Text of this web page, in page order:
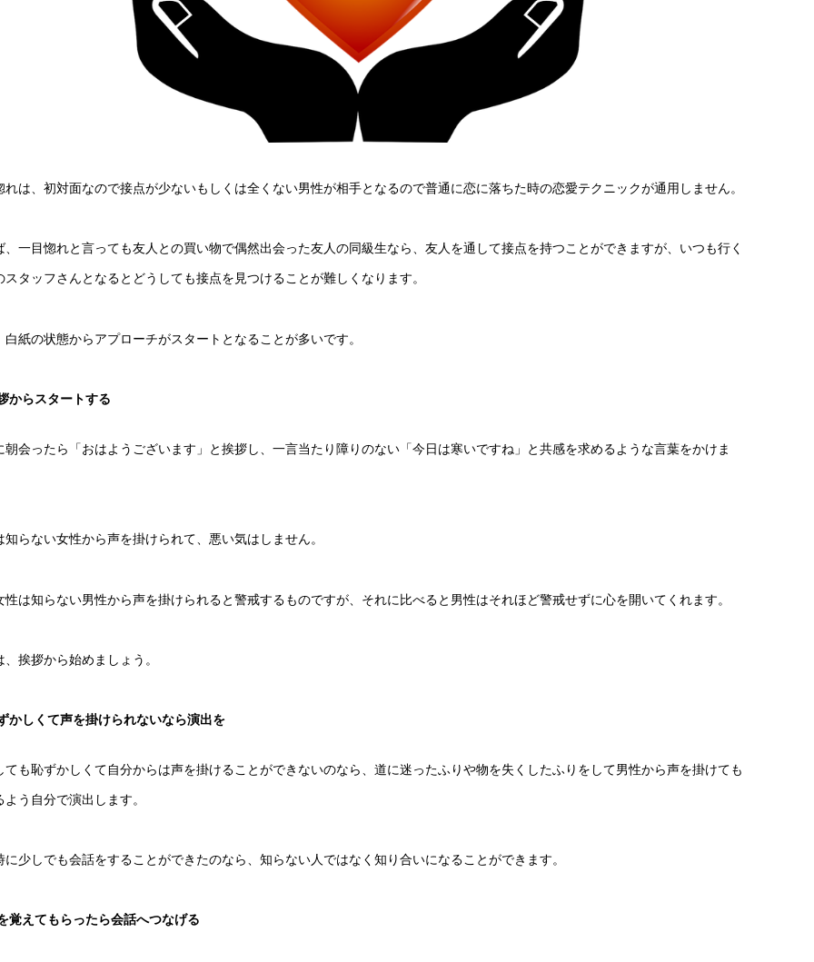
れは、初対面なので接点が少ないもしくは全くない男性が相手となるので普通に恋に落ちた時の恋愛テクニックが通用しません。
、一目惚れと言っても友人との買い物で偶然出会った友人の同級生なら、友人を通して接点を持つことができますが、いつも行く
スタッフさんとなるとどうしても接点を見つけることが難しくなります。
白紙の状態からアプローチがスタートとなることが多いです。
からスタートする
朝会ったら「おはようございます」と挨拶し、一言当たり障りのない「今日は寒いですね」と共感を求めるような言葉をかけま
知らない女性から声を掛けられて、悪い気はしません。
性は知らない男性から声を掛けられると警戒するものですが、それに比べると男性はそれほど警戒せずに心を開いてくれます。
、挨拶から始めましょう。
かしくて声を掛けられないなら演出を
ても恥ずかしくて自分からは声を掛けることができないのなら、道に迷ったふりや物を失くしたふりをして男性から声を掛けても
よう自分で演出します。
に少しでも会話をすることができたのなら、知らない人ではなく知り合いになることができます。
覚えてもらったら会話へつなげる